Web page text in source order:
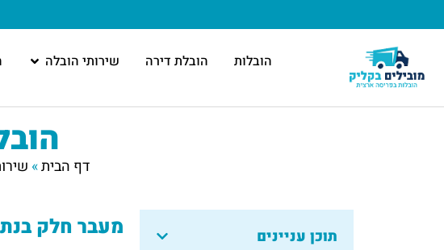
הובלות הובלת דירה שירותי הובלה
דף הבית»
תוכן עניינים מעבר חלק